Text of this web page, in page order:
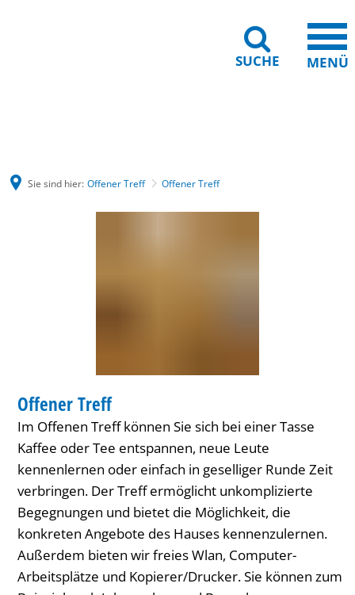
SUCHE MENÜ
Sie sind hier: Offener Treff Offener Treff
KATEGORIE: TREFFEN
Offener Treff
Im Offenen Treff können Sie sich bei einer Tasse
Kaffee oder Tee entspannen, neue Leute
kennenlernen oder einfach in geselliger Runde Zeit
verbringen. Der Treff ermöglicht unkomplizierte
Begegnungen und bietet die Möglichkeit, die
konkreten Angebote des Hauses kennenzulernen.
Außerdem bieten wir freies Wlan, Computer-
Arbeitsplätze und Kopierer/Drucker. Sie können zum